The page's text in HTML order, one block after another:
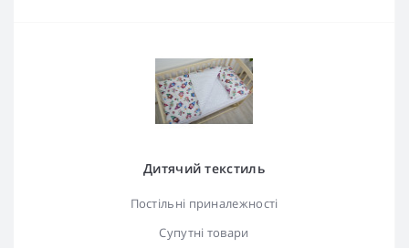
Дитячий текстиль
Постільні приналежності
Супутні товари